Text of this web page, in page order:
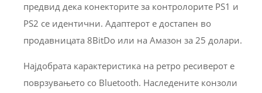
предвид дека конекторите за контролорите PS1 и
PS2 се идентични. Адаптерот е достапен во
продавницата 8BitDo или на Амазон за 25 долари.
Најдобрата карактеристика на ретро ресиверот е
поврзувањето со Bluetooth. Наследените конзоли